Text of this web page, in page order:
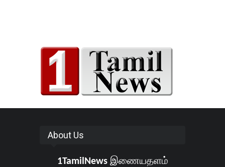
About Us
1TamilNewsஇணையதளம்